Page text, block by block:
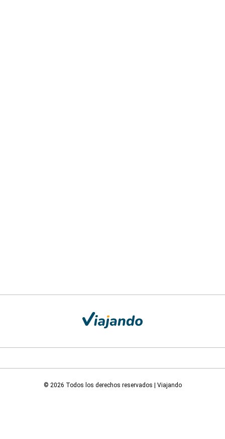
© 2026 Todos los derechos reservados | Viajando